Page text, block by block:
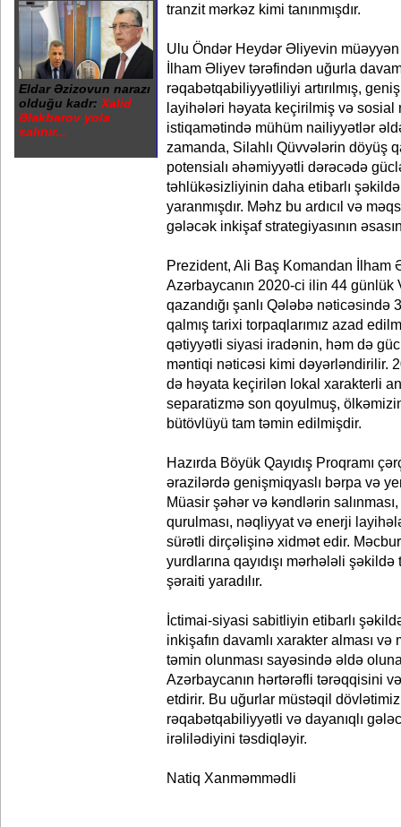
Eldar Əzizovun narazı
olduğu kadr: Xalid
Ələkbərov yola
salınır...
tranzit mərkəz kimi tanınmışdır.
Ulu Öndər Heydər Əliyevin
İlham Əliyev tərəfindən uğurla
rəqabətqabiliyyətliliyi artırılmış,
layihələri həyata keçirilmiş və sosial
istiqamətində mühüm nailiyyətlər
zamanda, Silahlı Qüvvələrin döyüş
potensialı əhəmiyyətli dərəcədə
təhlükəsizliyinin daha etibarlı
yaranmışdır. Məhz bu ardıcıl və
gələcək inkişaf strategiyasının
Prezident, Ali Baş Komandan İlham
Azərbaycanın 2020-ci ilin 44 günlük
qazandığı şanlı Qələbə nəticəsində
qalmış tarixi torpaqlarımız azad
qətiyyətli siyasi iradənin, həm də
məntiqi nəticəsi kimi dəyərləndirilir.
də həyata keçirilən lokal xarakterli
separatizmə son qoyulmuş,
bütövlüyü tam təmin edilmişdir.
Hazırda Böyük Qayıdış Proqramı
ərazilərdə genişmiqyaslı bərpa və
Müasir şəhər və kəndlərin
qurulması, nəqliyyat və enerji
sürətli dirçəlişinə xidmət edir.
yurdlarına qayıdışı mərhələli
şəraiti yaradılır.
İctimai-siyasi sabitliyin etibarlı
inkişafın davamlı xarakter alması
təmin olunması sayəsində əldə
Azərbaycanın hərtərəfli tərəqqisini
etdirir. Bu uğurlar müstəqil
rəqabətqabiliyyətli və dayanıqlı
irəlilədiyini təsdiqləyir.
Natiq Xanməmmədli